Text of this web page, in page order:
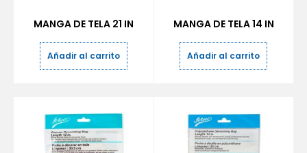
MANGA DE TELA 21 IN
Añadir al carrito
MANGA DE TELA 14 IN
Añadir al carrito